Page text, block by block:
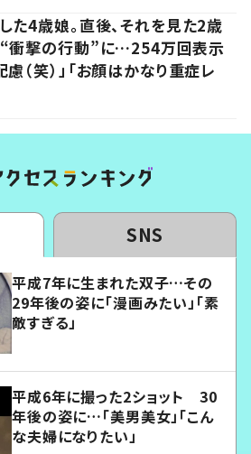
た4歳娘。直後、それを見た2歳
衝撃の行動”に…254万回表示
慮（笑）」「お顔はかなり重症レ
SNS
平成7年に生まれた双子…その
29年後の姿に「漫画みたい」「素
敵すぎる」
平成6年に撮った2ショット 30
年後の姿に…「美男美女」「こん
な夫婦になりたい」